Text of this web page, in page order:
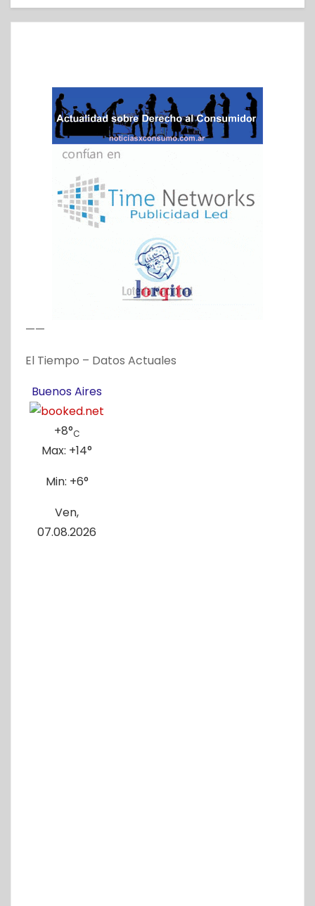
——
El Tiempo – Datos Actuales
Buenos Aires
+8°C
Max: +14°
Min: +6°
Ven,
07.08.2026